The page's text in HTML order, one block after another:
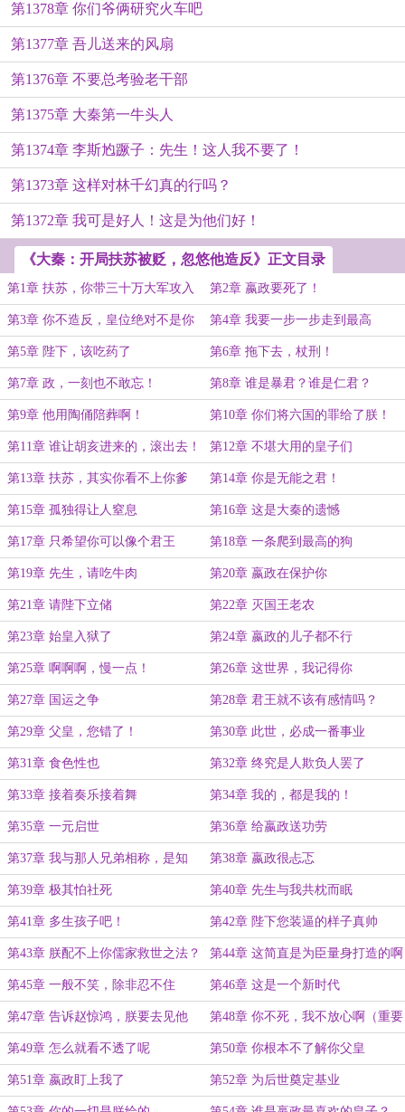
第1378章 你们爷俩研究火车吧
第1377章 吾儿送来的风扇
第1376章 不要总考验老干部
第1375章 大秦第一牛头人
第1374章 李斯尥蹶子：先生！这人我不要了！
第1373章 这样对林千幻真的行吗？
第1372章 我可是好人！这是为他们好！
《大秦：开局扶苏被贬，忽悠他造反》正文目录
第1章 扶苏，你带三十万大军攻入
咸阳
第2章 嬴政要死了！
第3章 你不造反，皇位绝对不是你
的！
第4章 我要一步一步走到最高
第5章 陛下，该吃药了 第6章 拖下去，杖刑！
第7章 政，一刻也不敢忘！ 第8章 谁是暴君？谁是仁君？
第9章 他用陶俑陪葬啊！ 第10章 你们将六国的罪给了朕！
第11章 谁让胡亥进来的，滚出去！ 第12章 不堪大用的皇子们
第13章 扶苏，其实你看不上你爹 第14章 你是无能之君！
第15章 孤独得让人窒息 第16章 这是大秦的遗憾
第17章 只希望你可以像个君王 第18章 一条爬到最高的狗
第19章 先生，请吃牛肉 第20章 嬴政在保护你
第21章 请陛下立储 第22章 灭国王老农
第23章 始皇入狱了 第24章 嬴政的儿子都不行
第25章 啊啊啊，慢一点！ 第26章 这世界，我记得你
第27章 国运之争 第28章 君王就不该有感情吗？
第29章 父皇，您错了！ 第30章 此世，必成一番事业
第31章 食色性也 第32章 终究是人欺负人罢了
第33章 接着奏乐接着舞 第34章 我的，都是我的！
第35章 一元启世 第36章 给嬴政送功劳
第37章 我与那人兄弟相称，是知
己！
第38章 嬴政很忐忑
第39章 极其怕社死 第40章 先生与我共枕而眠
第41章 多生孩子吧！ 第42章 陛下您装逼的样子真帅
第43章 朕配不上你儒家救世之法？ 第44章 这简直是为臣量身打造的啊
第45章 一般不笑，除非忍不住 第46章 这是一个新时代
第47章 告诉赵惊鸿，朕要去见他 第48章 你不死，我不放心啊（重要
章节求阅读）
第49章 怎么就看不透了呢 第50章 你根本不了解你父皇
第51章 嬴政盯上我了 第52章 为后世奠定基业